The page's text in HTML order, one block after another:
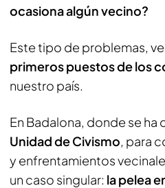
ocasiona algún vecino?
Este tipo de problemas,
primeros puestos de los
nuestro país.
En Badalona, donde se ha
Unidad de Civismo, para
y enfrentamientos
un caso singular: la pelea